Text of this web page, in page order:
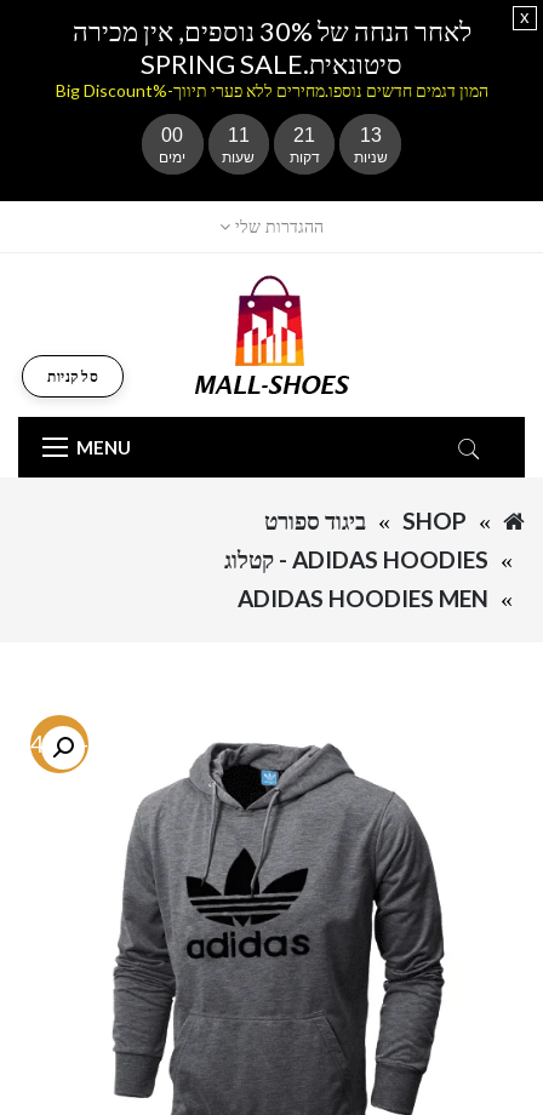
ההגדרות שלי
MENU
סל קניות
SHOP
ביגוד ספורט
ADIDAS HOODIES - קטלוג
ADIDAS HOODIES MEN
-54.4%
לאחר הנחה של 30% נוספים, אין מכירה
סיטונאית.SPRING SALE
המון דגמים חדשים נוספו.מחירים ללא פערי תיווך-%Big Discount
00
ימים
11
שעות
21
דקות
13
שניות
x